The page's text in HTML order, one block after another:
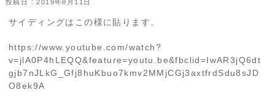
投稿日 : 2019年8月11日
サイディングはこの様に貼ります。
https://www.youtube.com/watch?
v=jlA0P4hLEQQ&feature=youtu.be&fbclid=IwAR3jQ6dt
gjb7nJLkG_Gfj8huKbuo7kmv2MMjCGj3axtfrdSdu8sJD
O8ek9A